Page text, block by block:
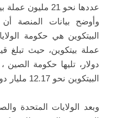
عددها نحو 21 مليون عملة بيتكوين.
وأوضح بيانات المنصة
دولار، تليها حكومة الصين
البيتكوين نحو 12.17 مليار دولار.
وبعد الولايات المتحدة